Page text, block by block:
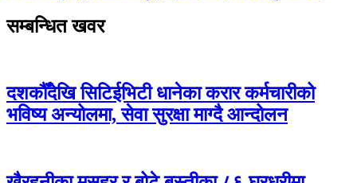
सम्बन्धित खवर
दशकौँदेखि सिटिईभिटी धानेका करार कर्मचारीको
भविष्य अन्योलमा, सेवा सुरक्षा माग्दै आन्दोलन